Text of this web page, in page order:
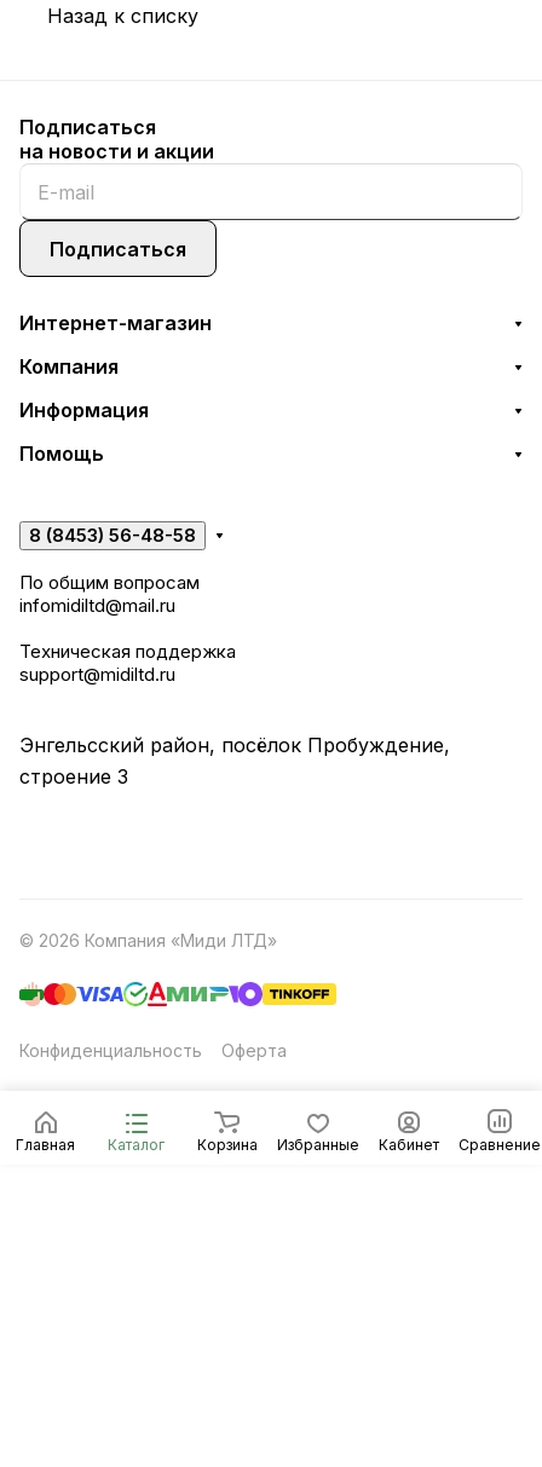
Назад к списку
Главная Каталог Корзина Избранные Кабинет Сравнение
Подписаться
на новости и акции
Подписаться
Интернет-магазин
Компания
Информация
Помощь
8 (8453) 56-48-58
По общим вопросам
infomidiltd@mail.ru
Техническая поддержка
support@midiltd.ru
Энгельсский район, посёлок Пробуждение,
строение 3
© 2026 Компания «Миди ЛТД»
Конфиденциальность Оферта